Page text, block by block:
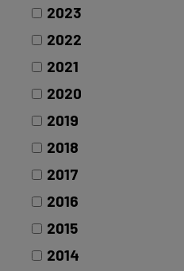
2023
2022
2021
2020
2019
2018
2017
2016
2015
2014